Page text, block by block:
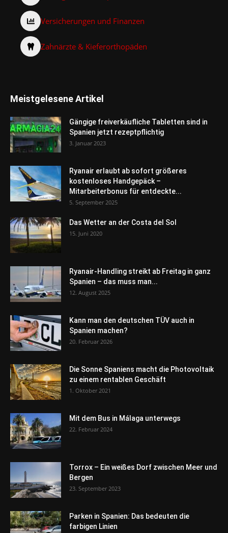
Versicherungen und Finanzen
Zahnärzte & Kieferorthopäden
Meistgelesene Artikel
Gängige freiverkäufliche Tabletten sind in
Spanien jetzt rezeptpflichtig
3. Januar 2023
Ryanair erlaubt ab sofort größeres
kostenloses Handgepäck –
Mitarbeiterbonus für entdeckte...
5. September 2025
Das Wetter an der Costa del Sol
15. Juni 2020
Ryanair-Handling streikt ab Freitag in ganz
Spanien – das muss man...
12. August 2025
Kann man den deutschen TÜV auch in
Spanien machen?
20. Februar 2026
Die Sonne Spaniens macht die Photovoltaik
zu einem rentablen Geschäft
1. Oktober 2021
Mit dem Bus in Málaga unterwegs
22. Februar 2024
Torrox – Ein weißes Dorf zwischen Meer und
Bergen
23. September 2023
Parken in Spanien: Das bedeuten die
farbigen Linien